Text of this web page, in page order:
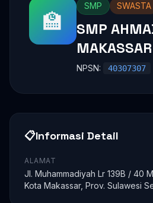
🏫
SMP SWASTA
SMP
MAKASSAR
NPSN: 40307307
📋Informasi Detail
ALAMAT
Jl. Muhammadiyah Lr 139B / 40
Kota Makassar, Prov. Sulawesi